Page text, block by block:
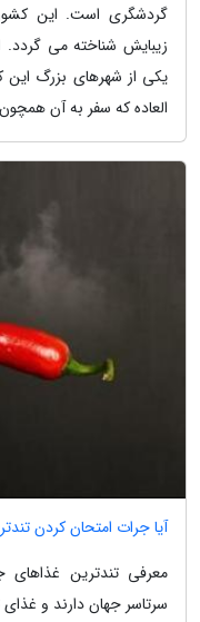
گردشگری است. این
زیبایش شناخته می گردد.
یکی از شهرهای بزرگ
العاده که سفر به آن
آیا جرات امتحان کردن
معرفی تندترین غذاهای
سرتاسر جهان دارند و